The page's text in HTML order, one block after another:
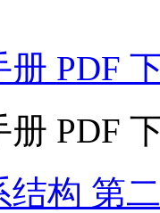
册 PDF
PDF
构 第